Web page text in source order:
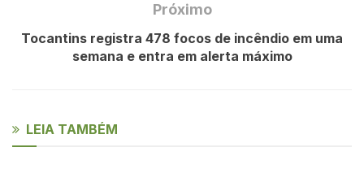
Próximo
Tocantins registra 478 focos de incêndio em uma
semana e entra em alerta máximo
LEIA TAMBÉM